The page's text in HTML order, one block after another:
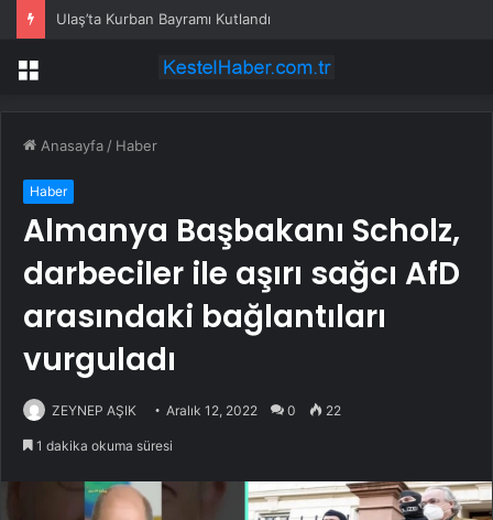
Ulaş’ta Kurban Bayramı Kutlandı
Menü
Anasayfa / Haber
Haber
Almanya Başbakanı Scholz,
darbeciler ile aşırı sağcı AfD
arasındaki bağlantıları
vurguladı
ZEYNEP AŞIK Aralık 12, 2022 0 22
1 dakika okuma süresi